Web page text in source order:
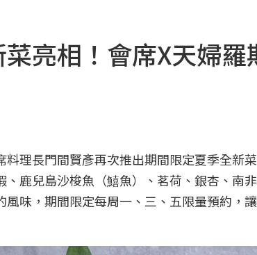
亮相！會席X天婦羅
理長門間賢彥再次推出期間限定夏季全新
鹿兒島沙梭魚（鱚魚）、茗荷、銀杏、南
味，期間限定每周一、三、五限量預約，